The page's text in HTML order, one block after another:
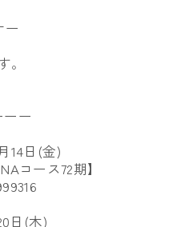
ー
ー
14日(金)
コース72期】
日(木)